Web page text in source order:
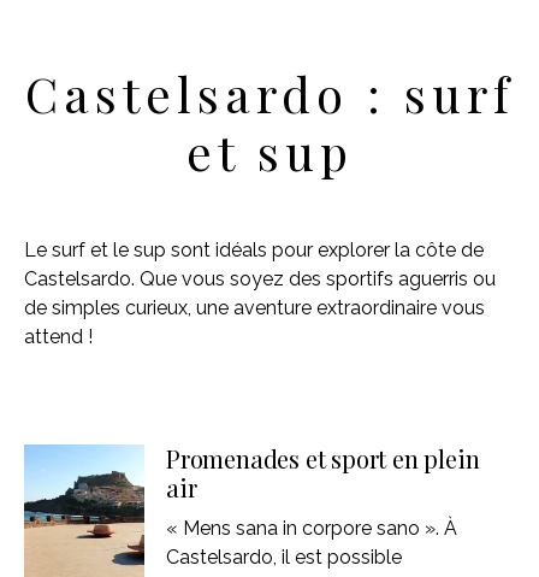
Castelsardo : surf
et sup
Le surf et le sup sont idéals pour explorer la côte de
Castelsardo. Que vous soyez des sportifs aguerris ou
de simples curieux, une aventure extraordinaire vous
attend !
Promenades et sport en plein
air
« Mens sana in corpore sano ». À
Castelsardo, il est possible